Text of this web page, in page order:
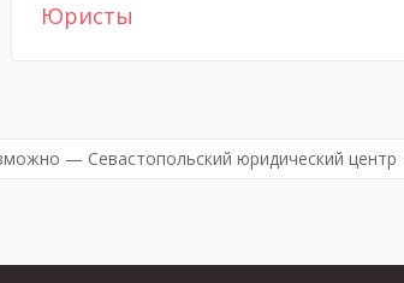
Юристы
— Севастопольский юридический центр